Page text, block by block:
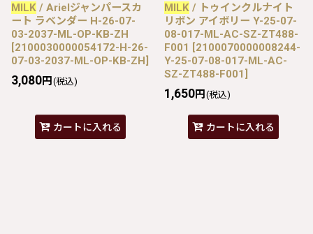
MILK / Arielジャンパースカ
ート ラベンダー H-26-07-
03-2037-ML-OP-KB-ZH
[2100030000054172-H-26-
07-03-2037-ML-OP-KB-ZH]
3,080円 (税込)
カートに入れる
MILK / トゥインクルナイト
リボン アイボリー Y-25-07-
08-017-ML-AC-SZ-ZT488-
F001 [2100070000008244-
Y-25-07-08-017-ML-AC-
SZ-ZT488-F001 ]
1,650円 (税込)
カートに入れる